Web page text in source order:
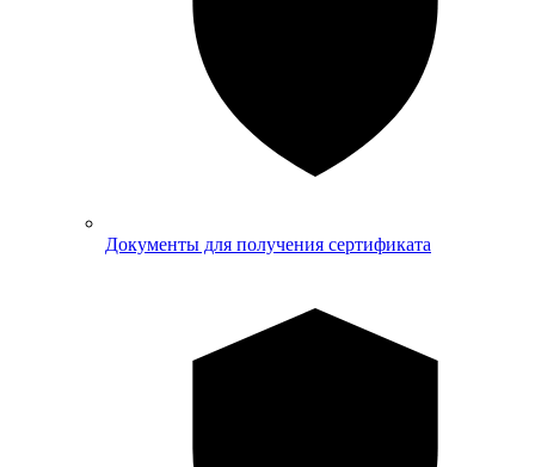
Документы для получения сертификата